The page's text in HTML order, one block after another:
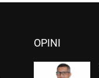
OPINI